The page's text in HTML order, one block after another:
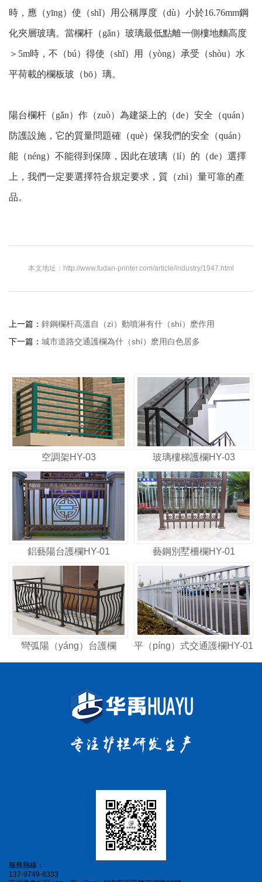
時，應（yīng）使（shǐ）用公稱厚度（dù）小於16.76mm鋼
化夾層玻璃。當欄杆（gǎn）玻璃最低點離一側樓地麵高度
＞5m時，不（bú）得使（shǐ）用（yòng）承受（shòu）水
平荷載的欄板玻（bō）璃。
陽台欄杆（gǎn）作（zuò）為建築上的（de）安全（quán）
防護設施，它的質量問題確（què）保我們的安全（quán）
能（néng）不能得到保障，因此在玻璃（lí）的（de）選擇
上，我們一定要選擇符合規定要求，質（zhì）量可靠的產
品。
本文地址：http://www.fudan-printer.com/article/industry/1947.html
上一篇： 鋅鋼欄杆高溫自（zì）動噴淋有什（shí）麽作用
下一篇： 城市道路交通護欄為什（shí）麽用白色居多
空調架HY-03 玻璃樓梯護欄HY-03
鋁藝陽台護欄HY-01 藝鋼別墅柵欄HY-01
彎弧陽（yáng）台護欄 平（píng）式交通護欄HY-01
服務熱線：
137-9749-8333